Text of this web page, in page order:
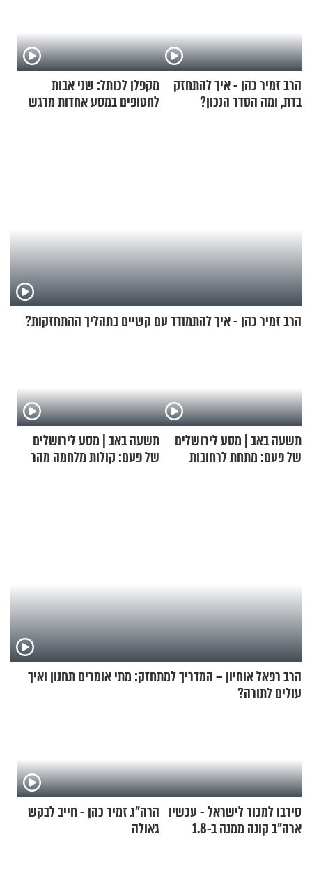
הרב זמיר כהן - איך להתחזק
בדת, ומה הסדר הנכון?
מקפלן לכותל: שני אבות
לחטופים במסע אחדות מרגש
הרב זמיר כהן - איך להתמודד עם קשיים בתהליך ההתחזקות?
תשעה באב | מסע לירושלים
של פעם: מתחת לרחובות
תשעה באב | מסע לירושלים
של פעם: קולות מלחמה מהר
הרב רפאל אוחיון – המדריך למתחזק: מתי אומרים תחנון ואיך
עולים לתורה?
סירבו למכור לישראל - עכשיו
ארה"ב קונה ממנה ב-1.8
הרה"ג זמיר כהן - חייב לבקש
גאולה